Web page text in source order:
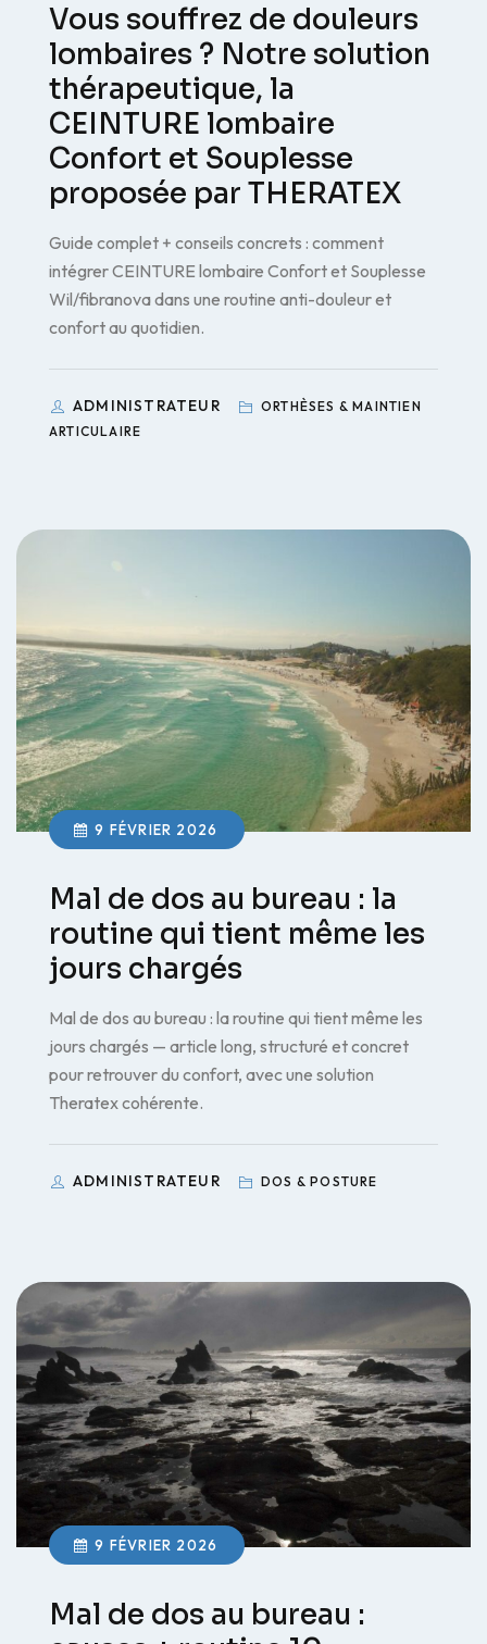
Vous souffrez de douleurs
lombaires ? Notre solution
thérapeutique, la
CEINTURE lombaire
Confort et Souplesse
proposée par THERATEX
Guide complet + conseils concrets : comment
intégrer CEINTURE lombaire Confort et Souplesse
Wil/fibranova dans une routine anti-douleur et
confort au quotidien.
ADMINISTRATEUR
ORTHÈSES & MAINTIEN
ARTICULAIRE
9 FÉVRIER 2026
Mal de dos au bureau : la
routine qui tient même les
jours chargés
Mal de dos au bureau : la routine qui tient même les
jours chargés — article long, structuré et concret
pour retrouver du confort, avec une solution
Theratex cohérente.
ADMINISTRATEUR DOS & POSTURE
9 FÉVRIER 2026
Mal de dos au bureau :